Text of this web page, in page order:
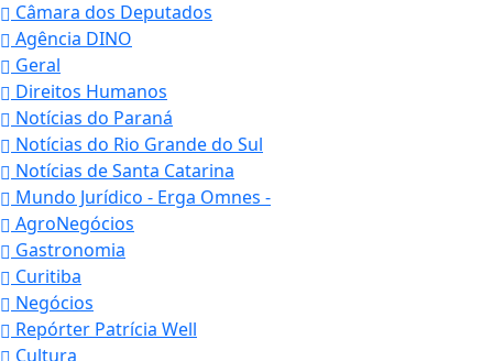
Câmara dos Deputados
Agência DINO
Geral
Direitos Humanos
Notícias do Paraná
Notícias do Rio Grande do Sul
Notícias de Santa Catarina
Mundo Jurídico - Erga Omnes -
AgroNegócios
Gastronomia
Curitiba
Negócios
Repórter Patrícia Well
Cultura